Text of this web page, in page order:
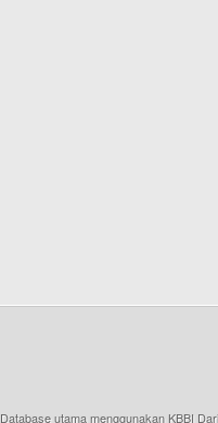
Database utama menggunakan KBBI